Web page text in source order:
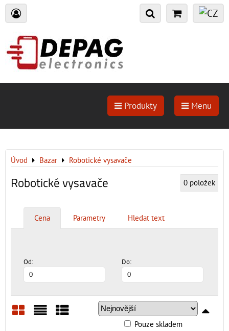
Produkty Menu
Úvod Bazar Robotické vysavače
Robotické vysavače 0 položek
Cena Parametry Hledat text
Od: Do:
Pouze skladem